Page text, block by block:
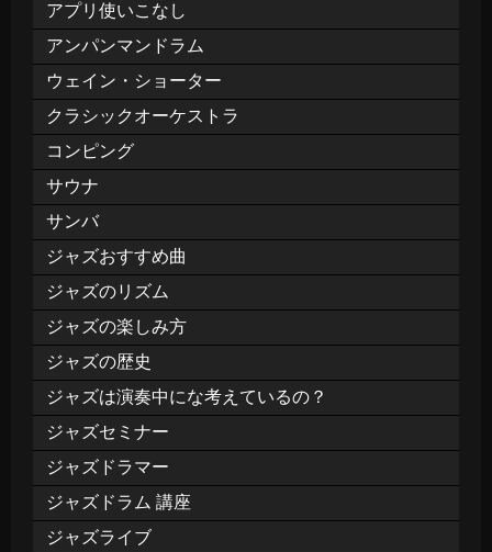
アプリ使いこなし
アンパンマンドラム
ウェイン・ショーター
クラシックオーケストラ
コンピング
サウナ
サンバ
ジャズおすすめ曲
ジャズのリズム
ジャズの楽しみ方
ジャズの歴史
ジャズは演奏中にな考えているの？
ジャズセミナー
ジャズドラマー
ジャズドラム 講座
ジャズライブ